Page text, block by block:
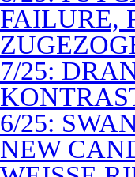
FAILURE,
7/25:
6/25:
NEW